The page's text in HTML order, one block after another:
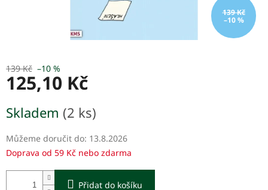
139 Kč
–10 %
139 Kč –10 %
125,10 Kč
cena:
Skladem (2 ks)
Můžeme doručit do: 13.8.2026
Doprava od 59 Kč nebo zdarma
Přidat do košíku